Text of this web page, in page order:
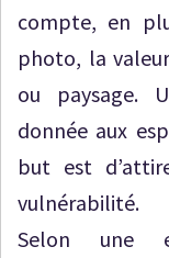
compte, en
photo, la
ou paysage.
donnée aux
but est
vulnérabilité.
Selon une